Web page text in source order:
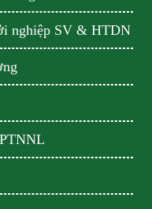
nghiệp SV & HTDN